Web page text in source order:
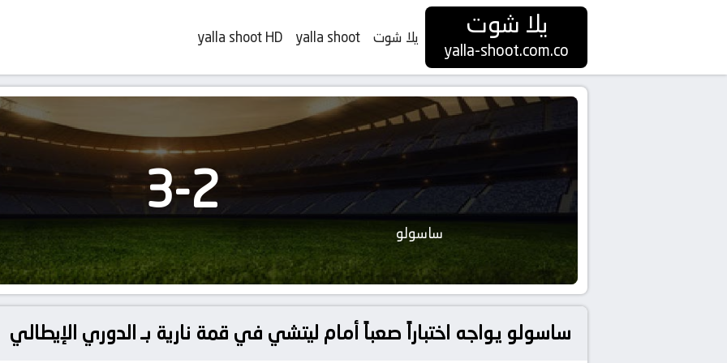
يلا شوت
yalla-shoot.com.co
يلا شوت yalla shoot
yalla shoot HD
ساسولو
2
-
3
ساسولو يواجه اختباراً صعباً أمام ليتشي في قمة نارية بـ الدوري الإيطالي